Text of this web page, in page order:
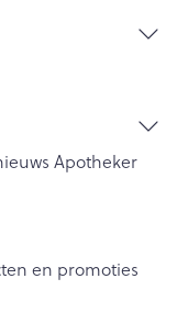
Apotheker
en promoties